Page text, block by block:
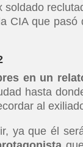
CIA que
en un
hasta
al
ya que él